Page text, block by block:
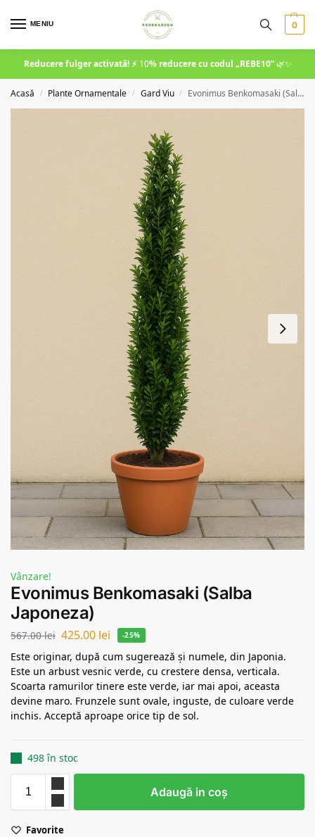
MENIU 0
Reducere fulger activată! ⚡10% reducere cu codul „REBE10”🌿✨
Acasă / Plante Ornamentale / Gard Viu / Evonimus Benkomasaki (Salba Japoneza)
Vânzare!
Evonimus Benkomasaki (Salba
Japoneza)
567.00lei 425.00 lei -25%
Este originar, după cum sugerează și numele, din Japonia.
Este un arbust vesnic verde, cu crestere densa, verticala.
Scoarta ramurilor tinere este verde, iar mai apoi, aceasta
devine maro. Frunzele sunt ovale, inguste, de culoare verde
inchis. Acceptă aproape orice tip de sol.
498 în stoc
Adaugă in coş
Favorite